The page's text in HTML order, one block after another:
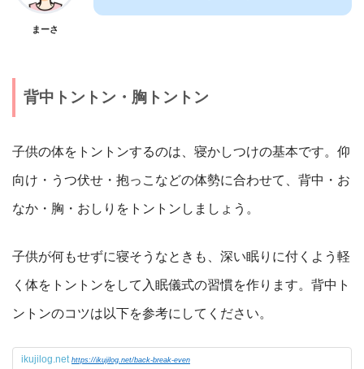
まーさ
背中トントン・胸トントン
子供の体をトントンするのは、寝かしつけの基本です。仰
向け・うつ伏せ・抱っこなどの体勢に合わせて、背中・お
なか・胸・おしりをトントンしましょう。
子供が何もせずに寝そうなときも、深い眠りに付くよう軽
く体をトントンをして入眠儀式の習慣を作ります。背中ト
ントンのコツは以下を参考にしてください。
ikujilog.net https://ikujilog.net/back-break-even